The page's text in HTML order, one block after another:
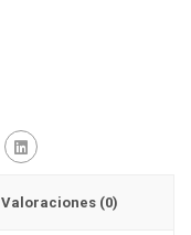
Valoraciones (0)